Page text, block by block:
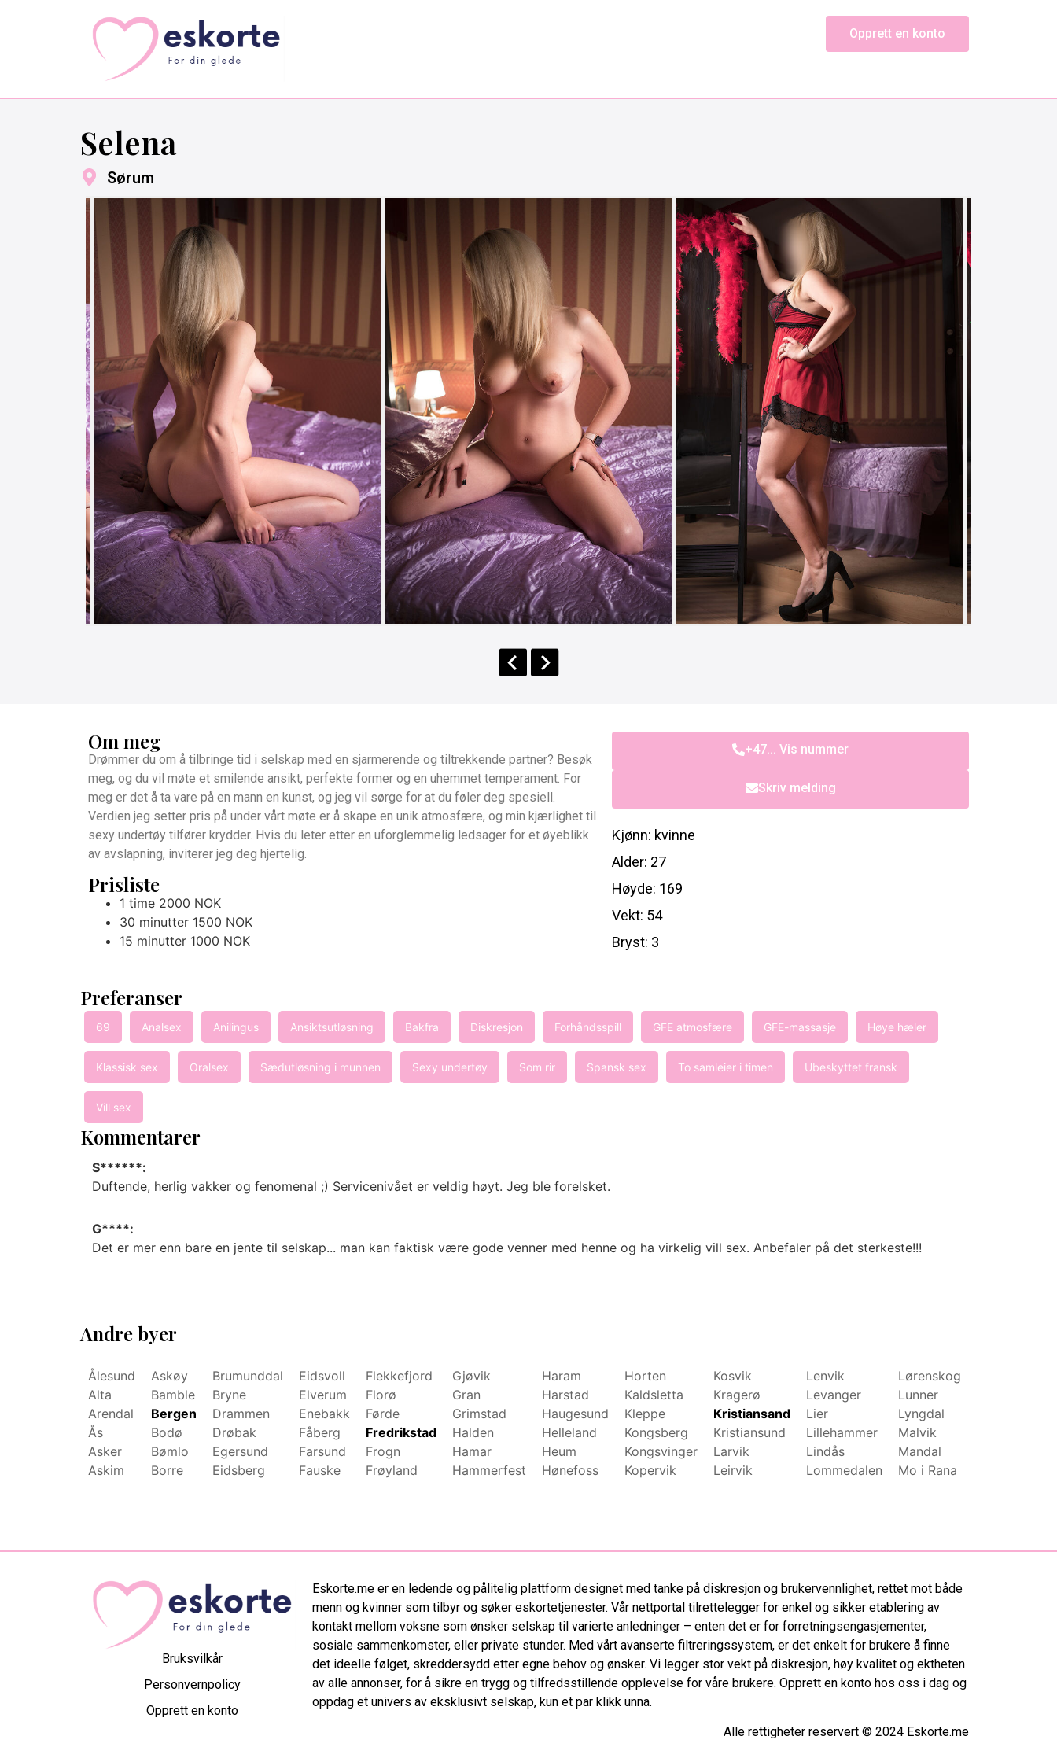
Opprett en konto
Selena
Sørum
Om meg
Drømmer du om å tilbringe tid i selskap med en sjarmerende og tiltrekkende partner? Besøk
meg, og du vil møte et smilende ansikt, perfekte former og en uhemmet temperament. For
meg er det å ta vare på en mann en kunst, og jeg vil sørge for at du føler deg spesiell.
Verdien jeg setter pris på under vårt møte er å skape en unik atmosfære, og min kjærlighet til
sexy undertøy tilfører krydder. Hvis du leter etter en uforglemmelig ledsager for et øyeblikk
av avslapning, inviterer jeg deg hjertelig.
Prisliste
1 time 2000 NOK
30 minutter 1500 NOK
15 minutter 1000 NOK
+47... Vis nummer
Skriv melding
Kjønn: kvinne
Alder: 27
Høyde: 169
Vekt: 54
Bryst: 3
Preferanser
69 Analsex Anilingus Ansiktsutløsning Bakfra Diskresjon Forhåndsspill GFE atmosfære GFE-massasje Høye hæler
Klassisk sex Oralsex Sædutløsning i munnen Sexy undertøy Som rir Spansk sex To samleier i timen Ubeskyttet fransk
Vill sex
Kommentarer
S******:
Duftende, herlig vakker og fenomenal ;) Servicenivået er veldig høyt. Jeg ble forelsket.
G****:
Det er mer enn bare en jente til selskap... man kan faktisk være gode venner med henne og ha virkelig vill sex. Anbefaler på det sterkeste!!!
Andre byer
Ålesund
Alta
Arendal
Ås
Asker
Askim
Askøy
Bamble
Bergen
Bodø
Bømlo
Borre
Brumunddal
Bryne
Drammen
Drøbak
Egersund
Eidsberg
Eidsvoll
Elverum
Enebakk
Fåberg
Farsund
Fauske
Flekkefjord
Florø
Førde
Fredrikstad
Frogn
Frøyland
Gjøvik
Gran
Grimstad
Halden
Hamar
Hammerfest
Haram
Harstad
Haugesund
Helleland
Heum
Hønefoss
Horten
Kaldsletta
Kleppe
Kongsberg
Kongsvinger
Kopervik
Kosvik
Kragerø
Kristiansand
Kristiansund
Larvik
Leirvik
Lenvik
Levanger
Lier
Lillehammer
Lindås
Lommedalen
Lørenskog
Lunner
Lyngdal
Malvik
Mandal
Mo i Rana
Bruksvilkår
Personvernpolicy
Opprett en konto
Eskorte.me er en ledende og pålitelig plattform designet med tanke på diskresjon og brukervennlighet, rettet mot både
menn og kvinner som tilbyr og søker eskortetjenester. Vår nettportal tilrettelegger for enkel og sikker etablering av
kontakt mellom voksne som ønsker selskap til varierte anledninger – enten det er for forretningsengasjementer,
sosiale sammenkomster, eller private stunder. Med vårt avanserte filtreringssystem, er det enkelt for brukere å finne
det ideelle følget, skreddersydd etter egne behov og ønsker. Vi legger stor vekt på diskresjon, høy kvalitet og ektheten
av alle annonser, for å sikre en trygg og tilfredsstillende opplevelse for våre brukere. Opprett en konto hos oss i dag og
oppdag et univers av eksklusivt selskap, kun et par klikk unna.
Alle rettigheter reservert © 2024 Eskorte.me